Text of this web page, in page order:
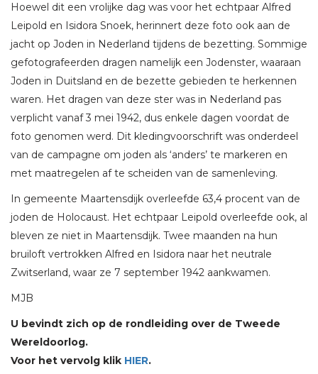
Hoewel dit een vrolijke dag was voor het echtpaar Alfred
Leipold en Isidora Snoek, herinnert deze foto ook aan de
jacht op Joden in Nederland tijdens de bezetting. Sommige
gefotografeerden dragen namelijk een Jodenster, waaraan
Joden in Duitsland en de bezette gebieden te herkennen
waren. Het dragen van deze ster was in Nederland pas
verplicht vanaf 3 mei 1942, dus enkele dagen voordat de
foto genomen werd. Dit kledingvoorschrift was onderdeel
van de campagne om joden als ‘anders’ te markeren en
met maatregelen af te scheiden van de samenleving.
In gemeente Maartensdijk overleefde 63,4 procent van de
joden de Holocaust. Het echtpaar Leipold overleefde ook, al
bleven ze niet in Maartensdijk. Twee maanden na hun
bruiloft vertrokken Alfred en Isidora naar het neutrale
Zwitserland, waar ze 7 september 1942 aankwamen.
MJB
U bevindt zich op de rondleiding over de Tweede
Wereldoorlog.
Voor het vervolg klik HIER.